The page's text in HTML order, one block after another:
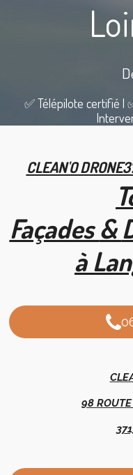
✅ Télépilote certifié |
CLEAN'O
Façades&
à
98